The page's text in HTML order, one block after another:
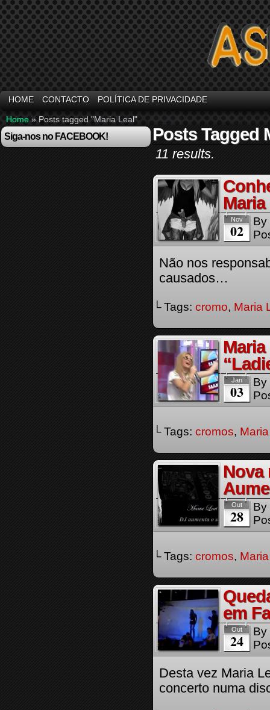
HOME CONTACTO POLÍTICA DE PRIVACIDADE
Home » Posts tagged "Maria Leal"
Siga-nos no FACEBOOK! Posts Tagged
11 results.
Nov
02
By
Não nos
causados…
└ Tags: cromo, Maria
Jan
03
By
└ Tags: cromos,
Nova
Out
28
By
└ Tags: cromos,
em
Out
24
By
Desta vez Maria
concerto numa